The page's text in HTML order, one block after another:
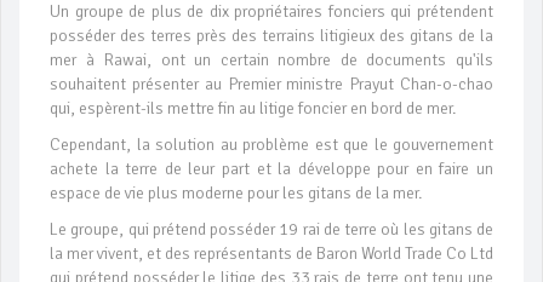
Un groupe de plus de dix propriétaires fonciers qui prétendent
posséder des terres près des terrains litigieux des gitans de la
mer à Rawai, ont un certain nombre de documents qu'ils
souhaitent présenter au Premier ministre Prayut Chan-o-chao
qui, espèrent-ils mettre fin au litige foncier en bord de mer.
Cependant, la solution au problème est que le gouvernement
achete la terre de leur part et la développe pour en faire un
espace de vie plus moderne pour les gitans de la mer.
Le groupe, qui prétend posséder 19 rai de terre où les gitans de
la mer vivent, et des représentants de Baron World Trade Co Ltd